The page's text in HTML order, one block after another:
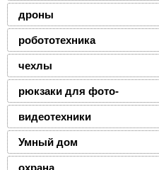
дроны
робототехника
чехлы
рюкзаки для фото-
видеотехники
Умный дом